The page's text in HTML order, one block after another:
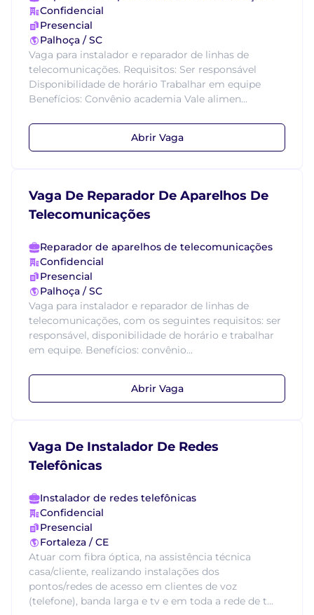
Confidencial
Presencial
Palhoça / SC
Vaga para instalador e reparador de linhas de
telecomunicações. Requisitos: Ser responsável
Disponibilidade de horário Trabalhar em equipe
Benefícios: Convênio academia Vale alimen...
Abrir Vaga
Vaga De Reparador De Aparelhos De
Telecomunicações
Reparador de aparelhos de telecomunicações
Confidencial
Presencial
Palhoça / SC
Vaga para instalador e reparador de linhas de
telecomunicações, com os seguintes requisitos: ser
responsável, disponibilidade de horário e trabalhar
em equipe. Benefícios: convênio...
Abrir Vaga
Vaga De Instalador De Redes
Telefônicas
Instalador de redes telefônicas
Confidencial
Presencial
Fortaleza / CE
Atuar com fibra óptica, na assistência técnica
casa/cliente, realizando instalações dos
pontos/redes de acesso em clientes de voz
(telefone), banda larga e tv e em toda a rede de t...